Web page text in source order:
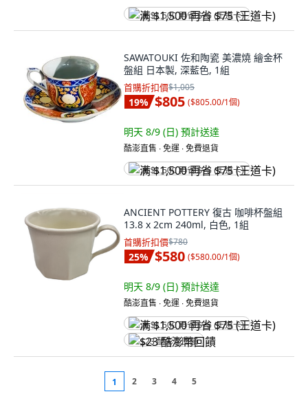
满 $1,500 再省 $75 (王道卡)
SAWATOUKI 佐和陶瓷 美濃燒 繪金杯
盤組 日本製, 深藍色, 1組
首購折扣價$1,005
19% $805 ($805.00/1個)
明天 8/9 (日) 預計送達
酷澎直售 ∙ 免運 ∙ 免費退貨
满 $1,500 再省 $75 (王道卡)
ANCIENT POTTERY 復古 咖啡杯盤組
13.8 x 2cm 240ml, 白色, 1組
首購折扣價$780
25% $580 ($580.00/1個)
明天 8/9 (日) 預計送達
酷澎直售 ∙ 免運 ∙ 免費退貨
满 $1,500 再省 $75 (王道卡)
$23 酷澎幣回饋
1 2 3 4 5